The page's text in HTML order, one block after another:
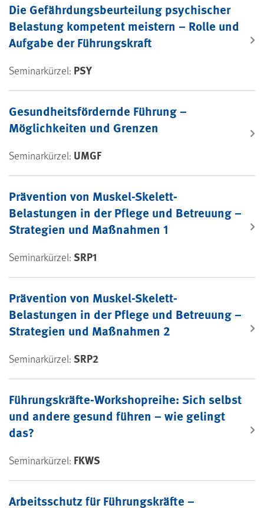
Die Gefährdungsbeurteilung psychischer
Belastung kompetent meistern – Rolle und
Aufgabe der Führungskraft
Seminarkürzel: PSY
Gesundheitsfördernde Führung –
Möglichkeiten und Grenzen
Seminarkürzel: UMGF
Prävention von Muskel-Skelett-
Belastungen in der Pflege und Betreuung –
Strategien und Maßnahmen 1
Seminarkürzel: SRP1
Prävention von Muskel-Skelett-
Belastungen in der Pflege und Betreuung –
Strategien und Maßnahmen 2
Seminarkürzel: SRP2
Führungskräfte-Workshopreihe: Sich selbst
und andere gesund führen – wie gelingt
das?
Seminarkürzel: FKWS
Arbeitsschutz für Führungskräfte –